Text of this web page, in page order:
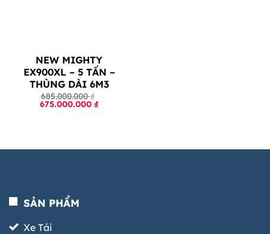
NEW MIGHTY
EX900XL – 5 TẤN –
THÙNG DÀI 6M3
685.000.000₫
Original
price
675.000.000 ₫Current
SẢN PHẨM
Xe Tải